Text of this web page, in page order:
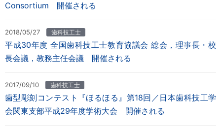
Consortium 開催される
2018/05/27 歯科技工士
平成30年度 全国歯科技工士教育協議会 総会，理事長・校
長会議，教務主任会議 開催される
2017/09/10 歯科技工士
歯型彫刻コンテスト『ほるほる』第18回／日本歯科技工学
会関東支部平成29年度学術大会 開催される